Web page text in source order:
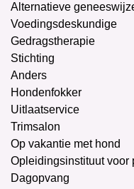
Alternatieve
Voedingsdeskundige
Gedragstherapie
Stichting
Anders
Hondenfokker
Uitlaatservice
Trimsalon
Op vakantie met hond
Opleidingsinstituut voor
Dagopvang